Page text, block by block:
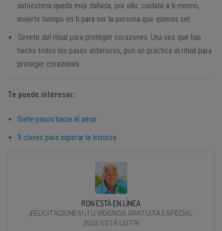
autoestima queda muy dañada, por ello, cuídate a ti mismo,
invierte tiempo en ti para ser la persona que quieres ser.
Sírvete del ritual para proteger corazones. Una vez que has
hecho todos los pasos anteriores, pon en práctica el ritual para
proteger corazones.
Te puede interesar:
Siete pasos hacia el amor
9 claves para superar la tristeza
RON ESTÁ EN LÍNEA
¡FELICITACIONES! ¡TU VIDENCIA GRATUITA ESPECIAL
2026 ESTÁ LISTA!